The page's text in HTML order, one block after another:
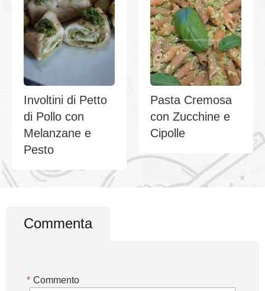
Involtini di Petto
di Pollo con
Melanzane e
Pesto
Pasta Cremosa
con Zucchine e
Cipolle
Commenta
Commento
*